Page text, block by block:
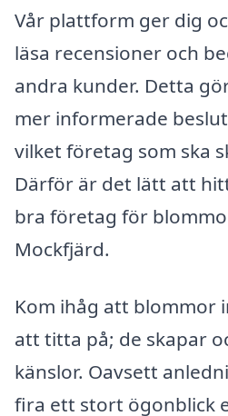
Vår plattform ger dig
läsa recensioner och
andra kunder. Detta
mer informerade
vilket företag som ska
Därför är det lätt att
bra företag för
Mockfjärd.
Kom ihåg att blommor
att titta på; de skapar
känslor. Oavsett
fira ett stort ögonblick